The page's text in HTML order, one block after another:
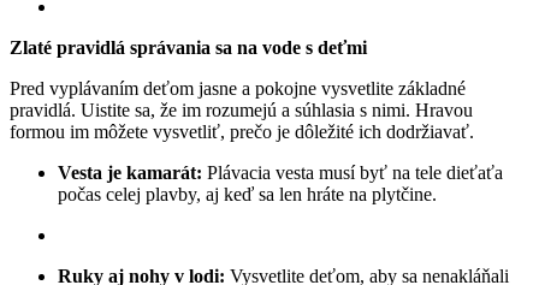
Zlaté pravidlá správania sa na vode s deťmi
Pred vyplávaním deťom jasne a pokojne vysvetlite základné
pravidlá. Uistite sa, že im rozumejú a súhlasia s nimi. Hravou
formou im môžete vysvetliť, prečo je dôležité ich dodržiavať.
Vesta je kamarát: Plávacia vesta musí byť na tele dieťaťa
počas celej plavby, aj keď sa len hráte na plytčine.
Ruky aj nohy v lodi: Vysvetlite deťom, aby sa nenakláňali